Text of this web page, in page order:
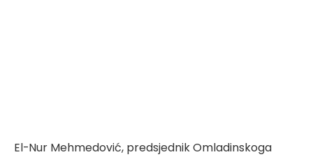
El-Nur Mehmedović, predsjednik Omladinskoga